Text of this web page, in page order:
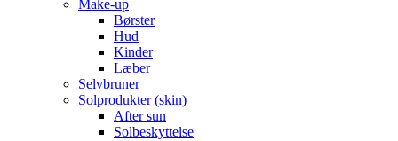
Make-up
Børster
Hud
Kinder
Læber
Selvbruner
Solprodukter (skin)
After sun
Solbeskyttelse